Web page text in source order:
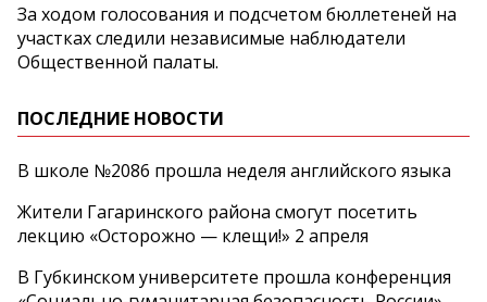
За ходом голосования и подсчетом бюллетеней на
участках следили независимые наблюдатели
Общественной палаты.
ПОСЛЕДНИЕ НОВОСТИ
В школе №2086 прошла неделя английского языка
Жители Гагаринского района смогут посетить
лекцию «Осторожно — клещи!» 2 апреля
В Губкинском университете прошла конференция